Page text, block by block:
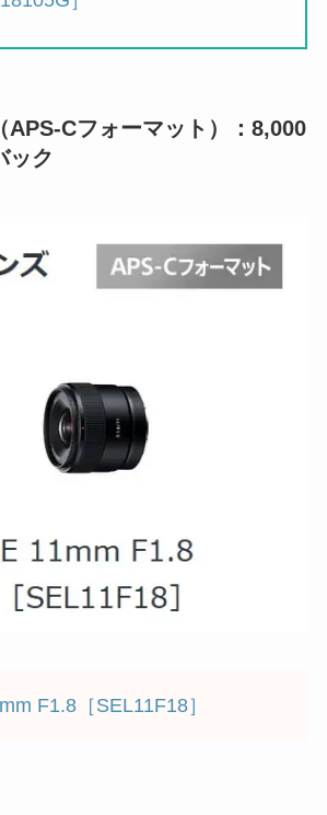
APS-Cフォーマット）：8,000
ック
F1.8［SEL11F18］